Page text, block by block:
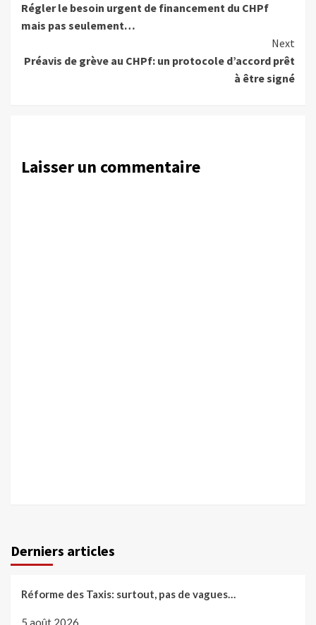
Reading
Régler le besoin urgent de financement du CHPf
mais pas seulement…
Next
Préavis de grève au CHPf: un protocole d’accord prêt
à être signé
Laisser un commentaire
Derniers articles
Réforme des Taxis: surtout, pas de vagues…
5 août 2026